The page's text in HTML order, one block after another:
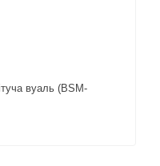
вуаль (BSM-